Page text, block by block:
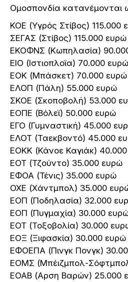
Ομοσπονδία κατανέμονται
ΚΟΕ (Υγρός Στίβος) 115.000
ΣΕΓΑΣ (Στίβος) 115.000 ευρώ
ΕΚΟΦΝΣ (Κωπηλασία)
ΕΙΟ (Ιστιοπλοϊα) 70.000 ευρώ
ΕΟΚ (Μπάσκετ) 70.000 ευρώ
ΕΛΟΠ (Πάλη) 55.000 ευρώ
ΣΚΟΕ (Σκοποβολή) 53.000
ΕΟΠΕ (Βόλεϊ) 50.000 ευρώ
ΕΓΟ (Γυμναστική) 45.000
ΕΛΟΤ (Ταεκβοντό) 45.000
ΕΟΚΚ (Κάνοε Καγιάκ)
ΕΟΤ (Τζούντο) 35.000 ευρώ
ΕΦΟΑ (Τένις) 35.000 ευρώ
ΟΧΕ (Χάντμπολ) 35.000
ΕΟΠ (Ποδηλασία) 32.000
ΕΟΠ (Πυγμαχία) 30.000
ΕΟΤ (Τοξοβολία) 30.000
ΕΟΞ (Ξιφασκία) 30.000 ευρώ
ΕΦΟΕΠΑ (Πινγκ Πονγκ)
ΕΟΜΣ (Μπέιζμπολ-
ΕΟΑΒ (Αρση Βαρών) 25.000